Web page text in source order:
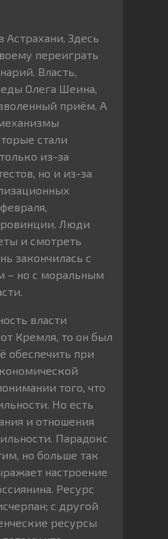
Астрахани. Здесь
переиграть
Власть,
Олега Шеина,
приём. А
стали
из-за
но и из-за
Люди
и смотреть
закончилась с
– но с моральным
власти
Кремля, то он был
обеспечить при
того, что
Но есть
и отношения
Парадокс
но больше так
настроение
Ресурс
с другой
ресурсы